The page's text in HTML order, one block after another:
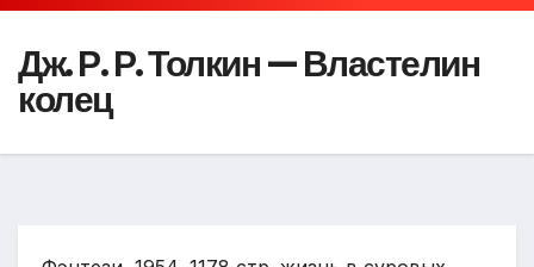
Дж. Р. Р. Толкин — Властелин
колец